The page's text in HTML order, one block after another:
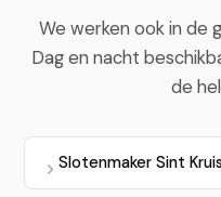
We werken ook in de
Dag en nacht
de
Slotenmaker Sint